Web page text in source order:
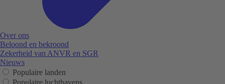
Over ons
Beloond en bekroond
Zekerheid van ANVR en SGR
Nieuws
Populaire landen
Populaire luchthavens